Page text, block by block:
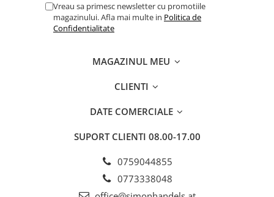
Vreau sa primesc newsletter cu promotiile
magazinului. Afla mai multe in Politica de
Confidentialitate
MAGAZINUL MEU
CLIENTI
DATE COMERCIALE
SUPORT CLIENTI 08.00-17.00
0759044855
0773338048